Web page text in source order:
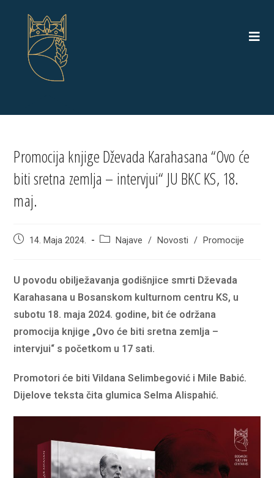
Promocija knjige Dževada Karahasana “Ovo će
biti sretna zemlja – intervjui“ JU BKC KS, 18.
maj.
Post14. Maja 2024.
PostNajave / Novosti / Promocije
U povodu obilježavanja godišnjice smrti Dževada
Karahasana u Bosanskom kulturnom centru KS, u
subotu 18. maja 2024. godine, bit će održana
promocija knjige „Ovo će biti sretna zemlja –
intervjui“ s početkom u 17 sati.
Promotori će biti Vildana Selimbegović i Mile Babić.
Dijelove teksta čita glumica Selma Alispahić.